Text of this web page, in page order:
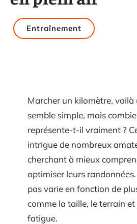
Entraînement
Marcher un kilomètre, voilà
semble simple, mais
représente-t-il vraiment ?
intrigue de nombreux
cherchant à mieux
optimiser leurs
pas varie en fonction de
comme la taille, le terrain et
fatigue.